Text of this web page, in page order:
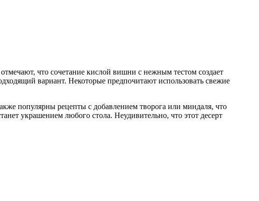
что сочетание кислой вишни с нежным тестом создает
вариант. Некоторые предпочитают использовать свежие
популярны рецепты с добавлением творога или миндаля, что
украшением любого стола. Неудивительно, что этот десерт